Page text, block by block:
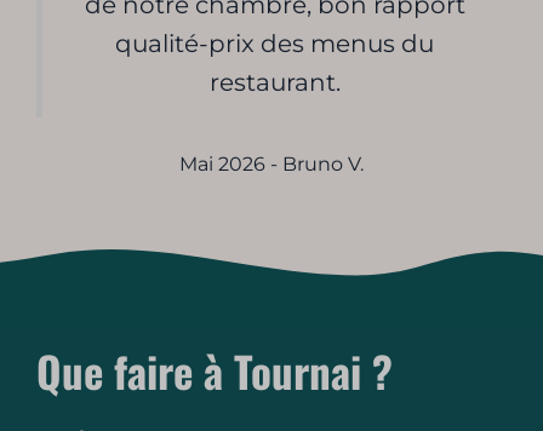
qualité-prix des menus du
restaurant.
Mai 2026 - Bruno V.
Que faire à Tournai ?